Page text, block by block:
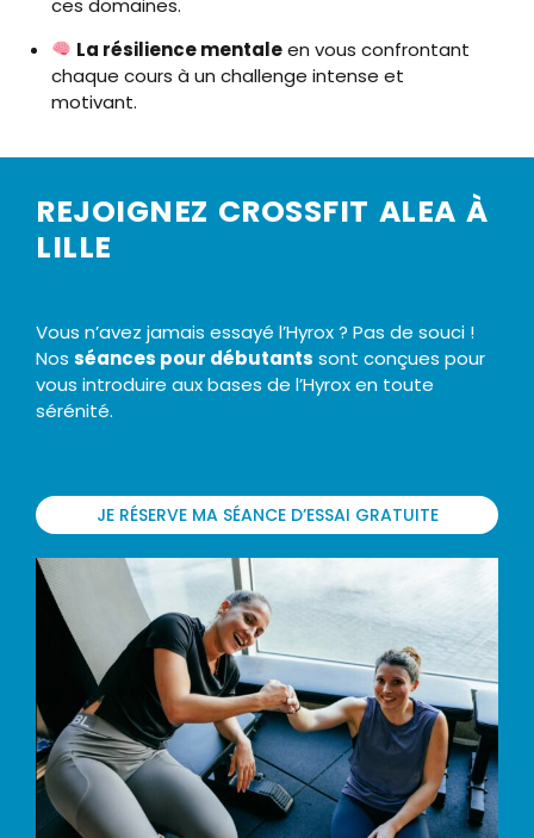
La résilience mentaleen vous confrontant
chaque cours à un challenge intense et
motivant.
REJOIGNEZ CROSSFIT ALEA À
LILLE
Vous n’avez jamais essayé l’Hyrox ? Pas de souci !
Nos séances pour débutants sont conçues pour
vous introduire aux bases de l’Hyrox en toute
sérénité.
JE RÉSERVE MA SÉANCE D’ESSAI GRATUITE